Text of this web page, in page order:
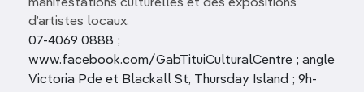
manifestations culturelles et des expositions
d’artistes locaux.
07-4069 0888 ;
www.facebook.com/GabTituiCulturalCentre ; angle
Victoria Pde et Blackall St, Thursday Island ; 9h-